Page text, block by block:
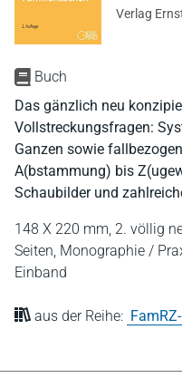
Buch
Das gänzlich neu
Vollstreckungsfragen:
Ganzen sowie
A(bstammung) bis
Schaubilder und
148 X 220 mm, 2. völlig
Seiten, Monographie /
Einband
aus der Reihe:
Verlag